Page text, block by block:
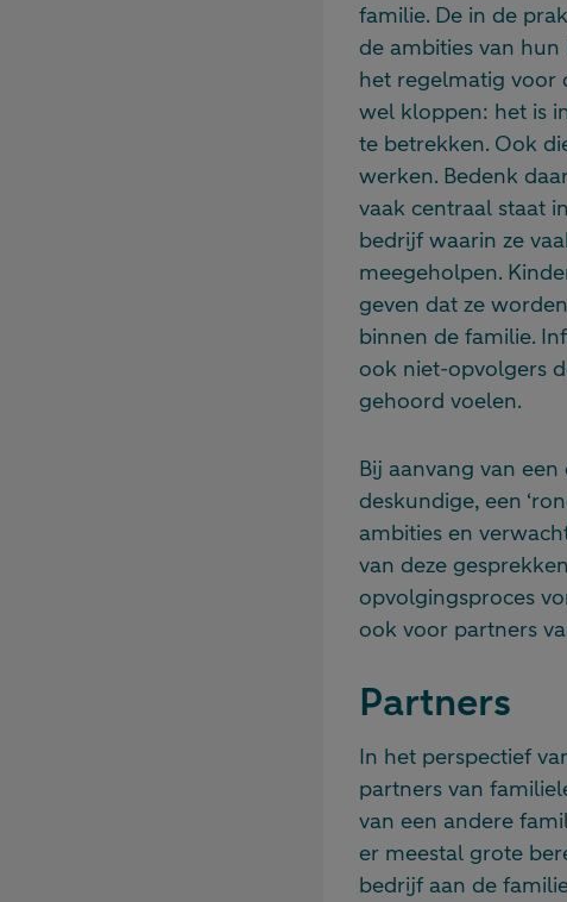
familie. De in de
de ambities van
het regelmatig voor
wel kloppen: het is
te betrekken. Ook
werken. Bedenk
vaak centraal staat
bedrijf waarin ze
meegeholpen.
geven dat ze
binnen de familie.
ook niet-opvolgers
gehoord voelen.
Bij aanvang van
deskundige, een
ambities en
van deze
opvolgingsproces
ook voor partners
Partners
In het perspectief
partners van
van een andere
er meestal grote
bedrijf aan de